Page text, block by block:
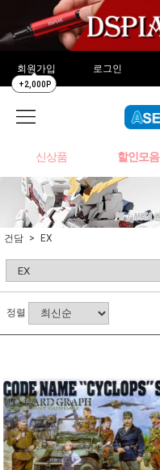
회원가입
+2,000P
로그인
신상품 할인모음
건담 EX
정렬